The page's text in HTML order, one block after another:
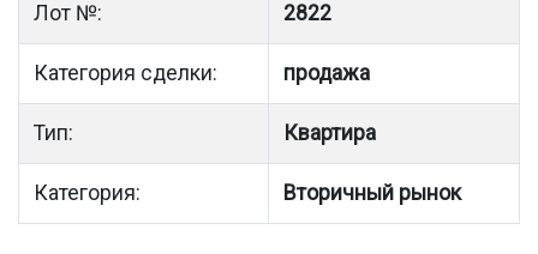
Лот №: 2822
Категория сделки: продажа
Тип: Квартира
Категория: Вторичный рынок